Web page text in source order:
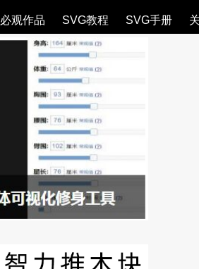
必观作品 SVG教程 SVG手册